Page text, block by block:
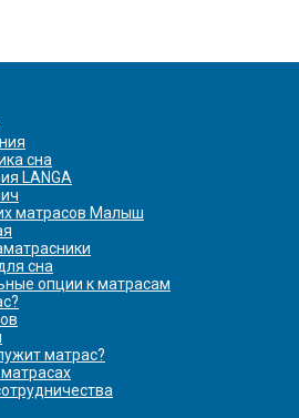
сна
LANGA
матрасов Малыш
сна
опции к матрасам
матрас?